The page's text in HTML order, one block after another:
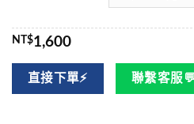
NT$1,600
直接下單⚡ 聯繫客服